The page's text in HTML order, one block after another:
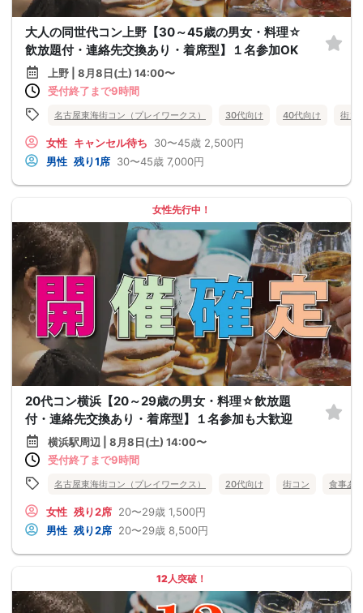
大人の同世代コン上野【30～45歳の男女・料理☆
飲放題付・連絡先交換あり・着席型】１名参加OK
上野 | 8月8日(土) 14:00〜
受付終了まで9時間
名古屋東海街コン（プレイワークス） 30代向け 40代向け 街コ
女性 キャンセル待ち 30〜45歳 2,500円
男性 残り1席 30〜45歳 7,000円
女性先行中！
20代コン横浜【20～29歳の男女・料理☆飲放題
付・連絡先交換あり・着席型】１名参加も大歓迎
横浜駅周辺 | 8月8日(土) 14:00〜
受付終了まで9時間
名古屋東海街コン（プレイワークス） 20代向け 街コン 食事あ
女性 残り2席 20〜29歳 1,500円
男性 残り2席 20〜29歳 8,500円
12人突破！